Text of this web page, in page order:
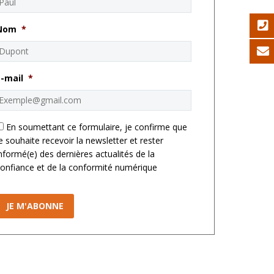
*
mail *
* En soumettant ce formulaire, je confirme que
souhaite recevoir la newsletter et rester
des dernières actualités de la
et de la conformité numérique